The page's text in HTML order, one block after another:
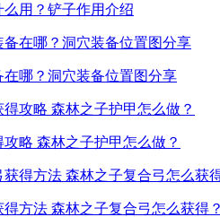
么用？铲子作用介绍
在哪？洞穴装备位置图分享
攻略 森林之子护甲怎么做？
得方法 森林之子复合弓怎么获得